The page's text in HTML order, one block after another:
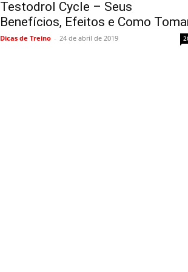
Testodrol Cycle – Seus
Benefícios, Efeitos e Como
Dicas de Treino - 24 de abril de 2019